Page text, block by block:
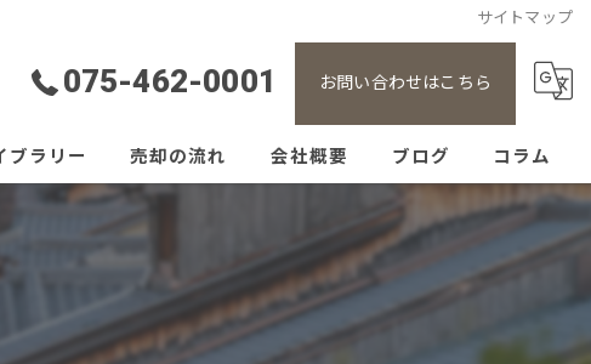
サイトマップ
075-462-0001 お問い合わせはこちら
ブラリー 売却の流れ 会社概要 ブログ コラム